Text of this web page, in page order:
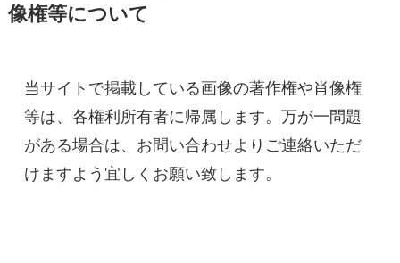
像権等について
当サイトで掲載している画像の著作権や肖像権
等は、各権利所有者に帰属します。万が一問題
がある場合は、お問い合わせよりご連絡いただ
けますよう宜しくお願い致します。